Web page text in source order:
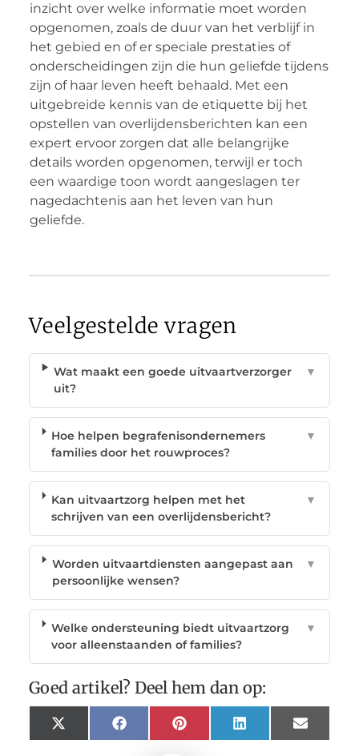
inzicht over welke informatie moet worden
opgenomen, zoals de duur van het verblijf in
het gebied en of er speciale prestaties of
onderscheidingen zijn die hun geliefde tijdens
zijn of haar leven heeft behaald. Met een
uitgebreide kennis van de etiquette bij het
opstellen van overlijdensberichten kan een
expert ervoor zorgen dat alle belangrijke
details worden opgenomen, terwijl er toch
een waardige toon wordt aangeslagen ter
nagedachtenis aan het leven van hun
geliefde.
Veelgestelde vragen
Wat maakt een goede uitvaartverzorger
uit?
▼
Hoe helpen begrafenisondernemers
families door het rouwproces?
▼
Kan uitvaartzorg helpen met het
schrijven van een overlijdensbericht?
▼
Worden uitvaartdiensten aangepast aan
persoonlijke wensen?
▼
Welke ondersteuning biedt uitvaartzorg
voor alleenstaanden of families?
▼
Goed artikel? Deel hem dan op:
X
(Twitter)
FacebookPinterest LinkedIn Email